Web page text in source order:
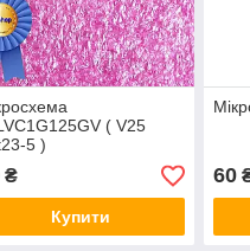
( V25
5 )
₴
Купити
60